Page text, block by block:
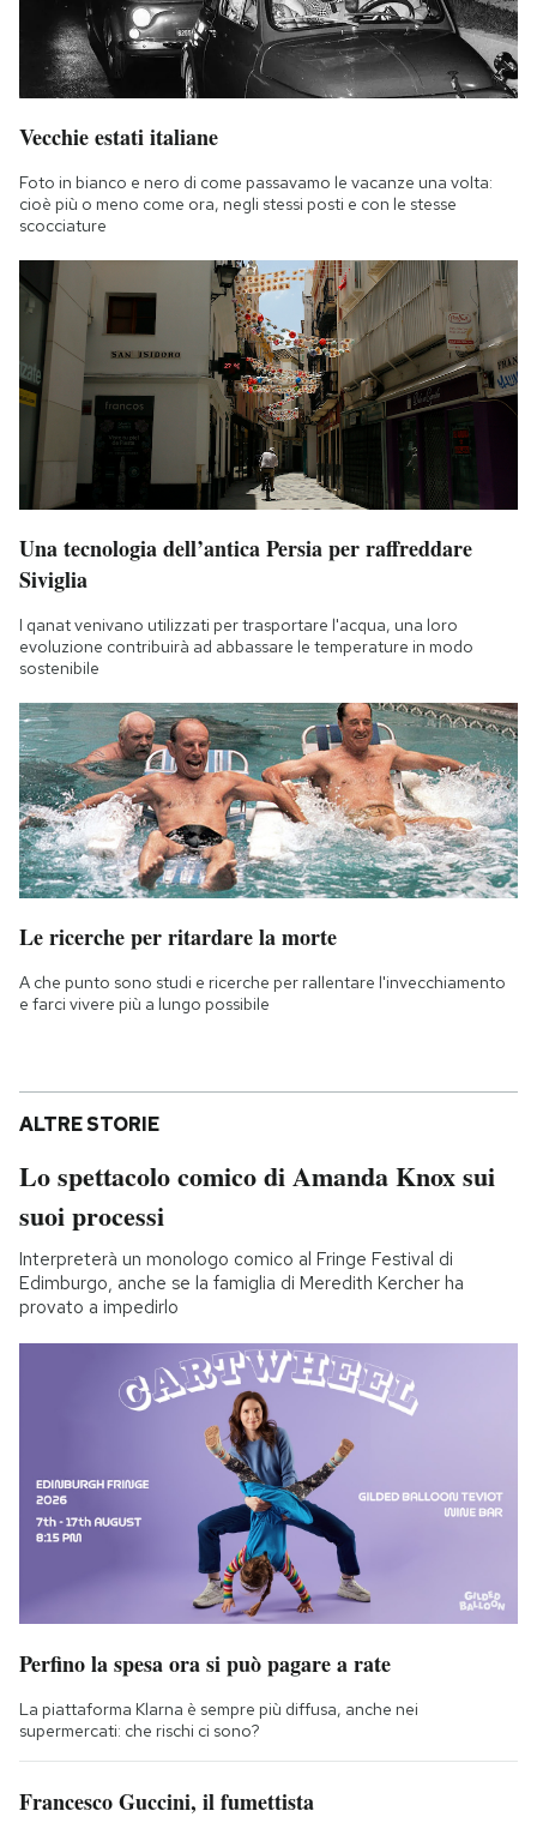
Vecchie estati italiane
Foto in bianco e nero di come passavamo le vacanze una volta:
cioè più o meno come ora, negli stessi posti e con le stesse
scocciature
Una tecnologia dell’antica Persia per raffreddare
Siviglia
I qanat venivano utilizzati per trasportare l'acqua, una loro
evoluzione contribuirà ad abbassare le temperature in modo
sostenibile
Le ricerche per ritardare la morte
A che punto sono studi e ricerche per rallentare l'invecchiamento
e farci vivere più a lungo possibile
ALTRE STORIE
Lo spettacolo comico di Amanda Knox sui
suoi processi
Interpreterà un monologo comico al Fringe Festival di
Edimburgo, anche se la famiglia di Meredith Kercher ha
provato a impedirlo
Perfino la spesa ora si può pagare a rate
La piattaforma Klarna è sempre più diffusa, anche nei
supermercati: che rischi ci sono?
Francesco Guccini, il fumettista